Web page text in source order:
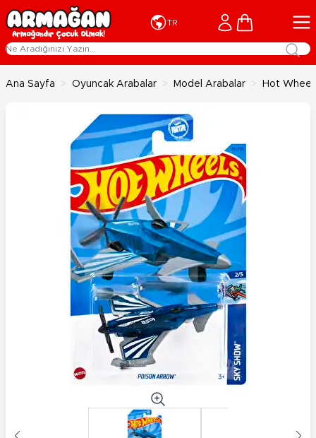
İçeriğe geç
TR Cart
Ana Sayfa > Oyuncak Arabalar > Model Arabalar > Hot